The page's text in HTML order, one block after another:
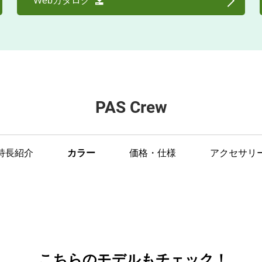
PAS Crew
長紹介 カラー 価格・仕様 アクセサリ